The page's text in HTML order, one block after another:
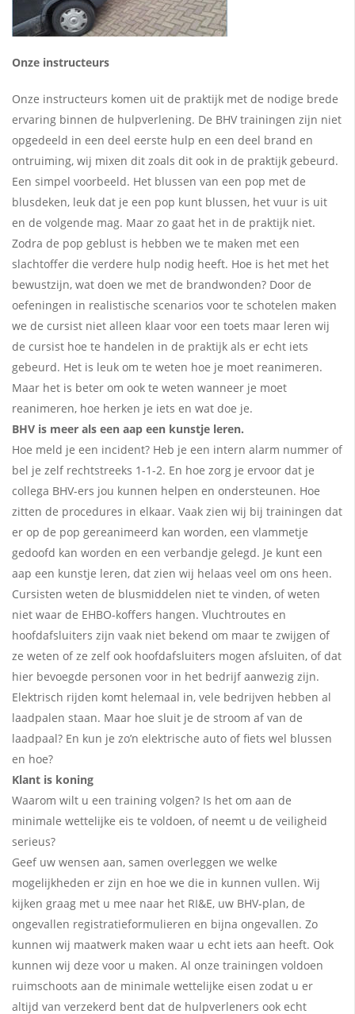
Onze instructeurs
Onze instructeurs komen uit de praktijk met de nodige brede
ervaring binnen de hulpverlening. De BHV trainingen zijn niet
opgedeeld in een deel eerste hulp en een deel brand en
ontruiming, wij mixen dit zoals dit ook in de praktijk gebeurd.
Een simpel voorbeeld. Het blussen van een pop met de
blusdeken, leuk dat je een pop kunt blussen, het vuur is uit
en de volgende mag. Maar zo gaat het in de praktijk niet.
Zodra de pop geblust is hebben we te maken met een
slachtoffer die verdere hulp nodig heeft. Hoe is het met het
bewustzijn, wat doen we met de brandwonden? Door de
oefeningen in realistische scenarios voor te schotelen maken
we de cursist niet alleen klaar voor een toets maar leren wij
de cursist hoe te handelen in de praktijk als er echt iets
gebeurd. Het is leuk om te weten hoe je moet reanimeren.
Maar het is beter om ook te weten wanneer je moet
reanimeren, hoe herken je iets en wat doe je.
BHV is meer als een aap een kunstje leren.
Hoe meld je een incident? Heb je een intern alarm nummer of
bel je zelf rechtstreeks 1-1-2. En hoe zorg je ervoor dat je
collega BHV-ers jou kunnen helpen en ondersteunen. Hoe
zitten de procedures in elkaar. Vaak zien wij bij trainingen dat
er op de pop gereanimeerd kan worden, een vlammetje
gedoofd kan worden en een verbandje gelegd. Je kunt een
aap een kunstje leren, dat zien wij helaas veel om ons heen.
Cursisten weten de blusmiddelen niet te vinden, of weten
niet waar de EHBO-koffers hangen. Vluchtroutes en
hoofdafsluiters zijn vaak niet bekend om maar te zwijgen of
ze weten of ze zelf ook hoofdafsluiters mogen afsluiten, of dat
hier bevoegde personen voor in het bedrijf aanwezig zijn.
Elektrisch rijden komt helemaal in, vele bedrijven hebben al
laadpalen staan. Maar hoe sluit je de stroom af van de
laadpaal? En kun je zo’n elektrische auto of fiets wel blussen
en hoe?
Klant is koning
Waarom wilt u een training volgen? Is het om aan de
minimale wettelijke eis te voldoen, of neemt u de veiligheid
serieus?
Geef uw wensen aan, samen overleggen we welke
mogelijkheden er zijn en hoe we die in kunnen vullen. Wij
kijken graag met u mee naar het RI&E, uw BHV-plan, de
ongevallen registratieformulieren en bijna ongevallen. Zo
kunnen wij maatwerk maken waar u echt iets aan heeft. Ook
kunnen wij deze voor u maken. Al onze trainingen voldoen
ruimschoots aan de minimale wettelijke eisen zodat u er
altijd van verzekerd bent dat de hulpverleners ook echt